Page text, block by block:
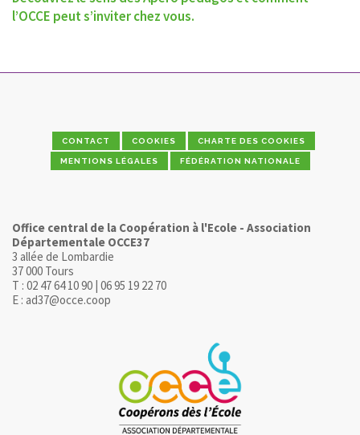
l’OCCE peut s’inviter chez vous.
CONTACT COOKIES CHARTE DES COOKIES
MENTIONS LÉGALES FÉDÉRATION NATIONALE
Office central de la Coopération à l'Ecole - Association
Départementale OCCE37
3 allée de Lombardie
37 000 Tours
T : 02 47 64 10 90 | 06 95 19 22 70
E : ad37@occe.coop